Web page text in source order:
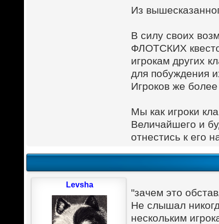
Из
В силу своих
ФЛОТСКИХ
игрокам других
для побуждения
Игроков же
Мы как игроки
Величайшего и
отнестись к его
"зачем это
Не слышал
нескольким
Levsha